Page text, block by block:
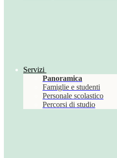
Servizi
Panoramica
Famiglie e studenti
Personale scolastico
Percorsi di studio